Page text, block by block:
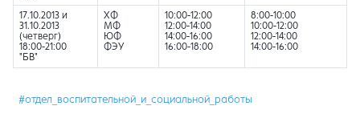
17.10.2013 и
31.10.2013
(четверг)
18:00-21:00
"БВ"
ХФ
МФ
ЮФ
ФЭУ
10:00-12:00
12:00-14:00
14:00-16:00
16:00-18:00
8:00-10:00
10:00-12:00
12:00-14:00
14:00-16:00
#отдел_воспитательной_и_социальной_работы